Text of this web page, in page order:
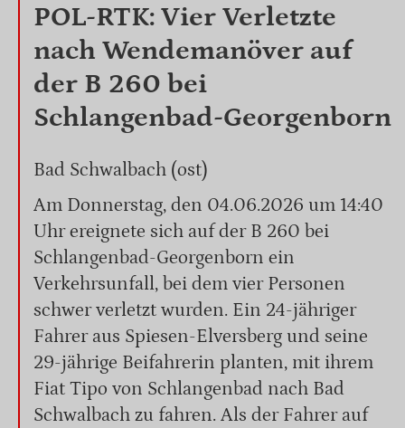
POL-RTK: Vier Verletzte
nach Wendemanöver auf
der B 260 bei
Schlangenbad-Georgenborn
Bad Schwalbach (ost)
Am Donnerstag, den 04.06.2026 um 14:40
Uhr ereignete sich auf der B 260 bei
Schlangenbad-Georgenborn ein
Verkehrsunfall, bei dem vier Personen
schwer verletzt wurden. Ein 24-jähriger
Fahrer aus Spiesen-Elversberg und seine
29-jährige Beifahrerin planten, mit ihrem
Fiat Tipo von Schlangenbad nach Bad
Schwalbach zu fahren. Als der Fahrer auf